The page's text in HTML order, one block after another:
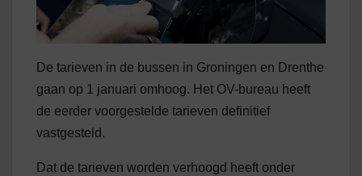
De tarieven in de bussen in Groningen en Drenthe
gaan op 1 januari omhoog. Het OV-bureau heeft
de eerder voorgestelde tarieven definitief
vastgesteld.
Dat de tarieven worden verhoogd heeft onder